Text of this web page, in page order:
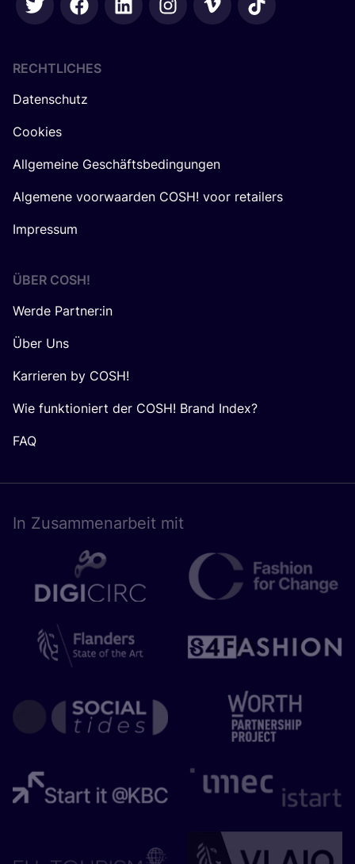
RECHTLICHES
Datenschutz
Cookies
Allgemeine Geschäftsbedingungen
Algemene voorwaarden COSH! voor retailers
Impressum
ÜBER COSH!
Werde Partner:in
Über Uns
Karrieren by COSH!
Wie funktioniert der COSH! Brand Index?
FAQ
In Zusam­men­ar­beit mit